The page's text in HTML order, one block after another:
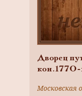
Дворец
кон.1770-